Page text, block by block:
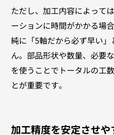
ただし、加工内容によって
ーションに時間がかかる場
純に「5軸だから必ず早い
ん。部品形状や数量、必要
を使うことでトータルの工
とが重要です。
加工精度を安定させや